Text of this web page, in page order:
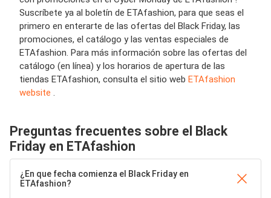
Suscríbete ya al boletín de ETAfashion, para que seas el
primero en enterarte de las ofertas del Black Friday, las
promociones, el catálogo y las ventas especiales de
ETAfashion. Para más información sobre las ofertas del
catálogo (en línea) y los horarios de apertura de las
tiendas ETAfashion, consulta el sitio web ETAfashion
website .
Preguntas frecuentes sobre el Black
Friday en ETAfashion
¿En que fecha comienza el Black Friday en
ETAfashion?